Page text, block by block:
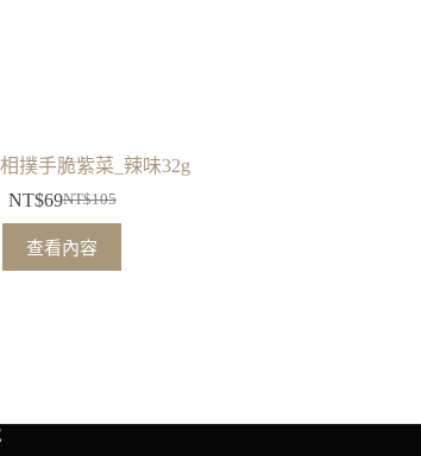
撲手脆紫菜_辣味32g
NT$105
始
價
NT$69
前
價
查看內容